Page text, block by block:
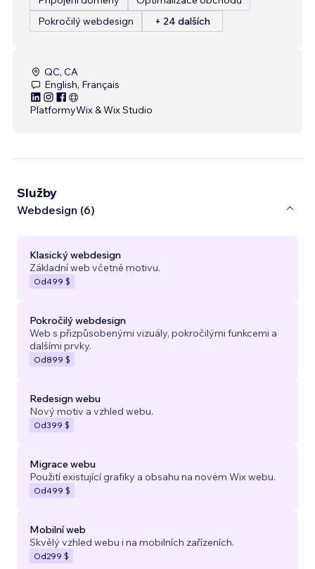
Pokročilý webdesign
+ 24 dalších
QC, CA
English, Français
PlatformyWix & Wix Studio
Služby
Webdesign (6)
Klasický webdesign
Základní web včetně motivu.
Od499 $
Pokročilý webdesign
Web s přizpůsobenými vizuály, pokročilými funkcemi a
dalšími prvky.
Od899 $
Redesign webu
Nový motiv a vzhled webu.
Od399 $
Migrace webu
Použití existující grafiky a obsahu na novém Wix webu.
Od499 $
Mobilní web
Skvělý vzhled webu i na mobilních zařízeních.
Od299 $